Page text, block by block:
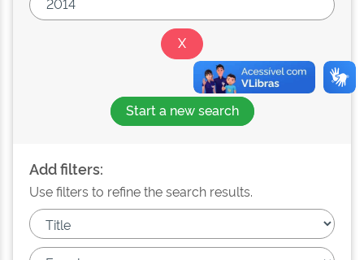
Start a new search
Add filters:
Use filters to refine the search results.